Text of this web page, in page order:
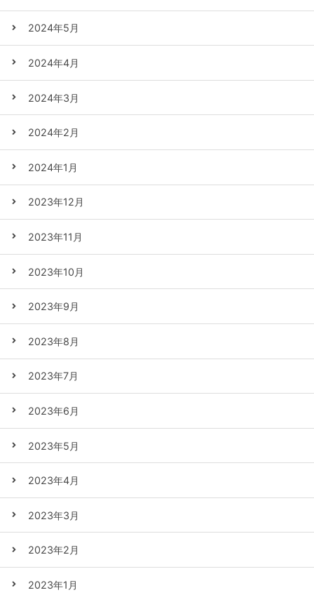
2024年5月
2024年4月
2024年3月
2024年2月
2024年1月
2023年12月
2023年11月
2023年10月
2023年9月
2023年8月
2023年7月
2023年6月
2023年5月
2023年4月
2023年3月
2023年2月
2023年1月